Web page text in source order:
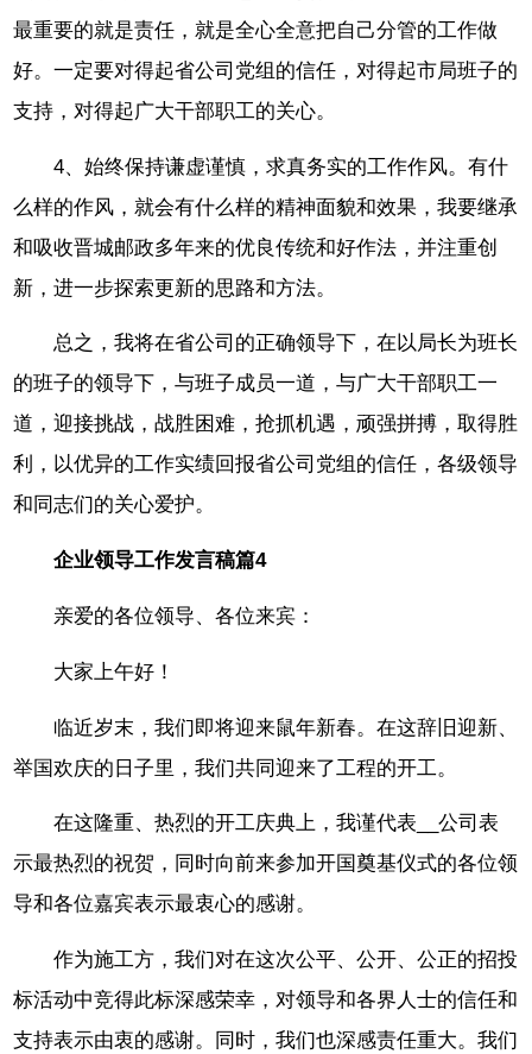
最重要的就是责任，就是全心全意把自己分管的工作做
好。一定要对得起省公司党组的信任，对得起市局班子的
支持，对得起广大干部职工的关心。
4、始终保持谦虚谨慎，求真务实的工作作风。有什
么样的作风，就会有什么样的精神面貌和效果，我要继承
和吸收晋城邮政多年来的优良传统和好作法，并注重创
新，进一步探索更新的思路和方法。
总之，我将在省公司的正确领导下，在以局长为班长
的班子的领导下，与班子成员一道，与广大干部职工一
道，迎接挑战，战胜困难，抢抓机遇，顽强拼搏，取得胜
利，以优异的工作实绩回报省公司党组的信任，各级领导
和同志们的关心爱护。
企业领导工作发言稿篇4
亲爱的各位领导、各位来宾：
大家上午好！
临近岁末，我们即将迎来鼠年新春。在这辞旧迎新、
举国欢庆的日子里，我们共同迎来了工程的开工。
在这隆重、热烈的开工庆典上，我谨代表__公司表
示最热烈的祝贺，同时向前来参加开国奠基仪式的各位领
导和各位嘉宾表示最衷心的感谢。
作为施工方，我们对在这次公平、公开、公正的招投
标活动中竞得此标深感荣幸，对领导和各界人士的信任和
支持表示由衷的感谢。同时，我们也深感责任重大。我们